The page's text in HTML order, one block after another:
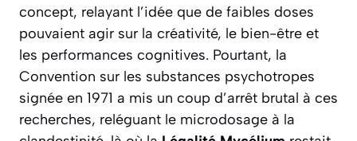
concept, relayant l’idée que de faibles doses
pouvaient agir sur la créativité, le bien-être et
les performances cognitives. Pourtant, la
Convention sur les substances psychotropes
signée en 1971 a mis un coup d’arrêt brutal à ces
recherches, reléguant le microdosage à la